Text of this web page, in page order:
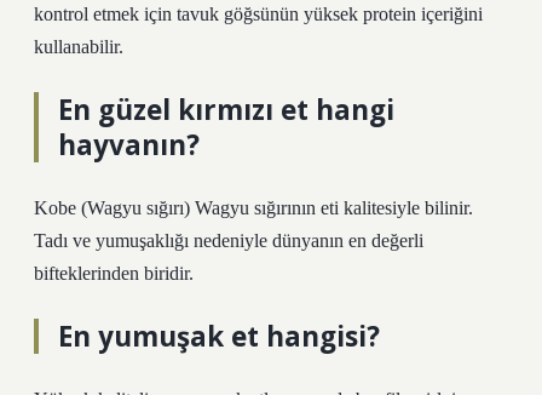
kontrol etmek için tavuk göğsünün yüksek protein içeriğini
kullanabilir.
En güzel kırmızı et hangi
hayvanın?
Kobe (Wagyu sığırı) Wagyu sığırının eti kalitesiyle bilinir.
Tadı ve yumuşaklığı nedeniyle dünyanın en değerli
bifteklerinden biridir.
En yumuşak et hangisi?